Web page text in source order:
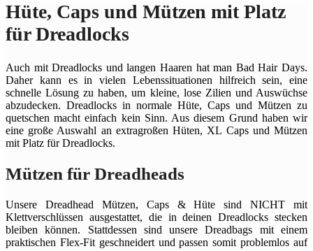
Hüte, Caps und Mützen mit Platz
für Dreadlocks
Auch mit Dreadlocks und langen Haaren hat man Bad Hair Days.
Daher kann es in vielen Lebenssituationen hilfreich sein, eine
schnelle Lösung zu haben, um kleine, lose Zilien und Auswüchse
abzudecken. Dreadlocks in normale Hüte, Caps und Mützen zu
quetschen macht einfach kein Sinn. Aus diesem Grund haben wir
eine große Auswahl an extragroßen Hüten, XL Caps und Mützen
mit Platz für Dreadlocks.
Mützen für Dreadheads
Unsere Dreadhead Mützen, Caps & Hüte sind NICHT mit
Klettverschlüssen ausgestattet, die in deinen Dreadlocks stecken
bleiben können. Stattdessen sind unsere Dreadbags mit einem
praktischen Flex-Fit geschneidert und passen somit problemlos auf